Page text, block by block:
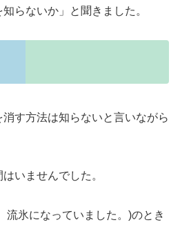
らないか」と聞きました。
す方法は知らないと言いながら
いませんでした。
流氷になっていました。)のとき